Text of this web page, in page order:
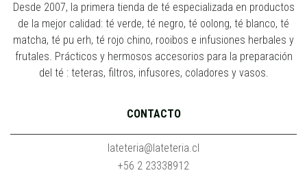
Desde 2007, la primera tienda de té especializada en productos
de la mejor calidad: té verde, té negro, té oolong, té blanco, té
matcha, té pu erh, té rojo chino, rooibos e infusiones herbales y
frutales. Prácticos y hermosos accesorios para la preparación
del té : teteras, filtros, infusores, coladores y vasos.
CONTACTO
lateteria@lateteria.cl
+56 2 23338912